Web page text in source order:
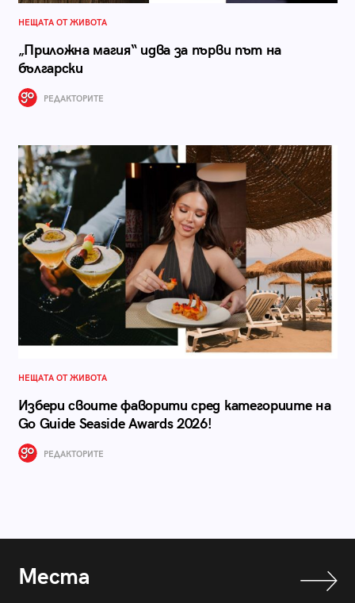
НЕЩАТА ОТ ЖИВОТА
„Приложна магия“ идва за първи път на
български
РЕДАКТОРИТЕ
НЕЩАТА ОТ ЖИВОТА
Избери своите фаворити сред категориите на
Go Guide Seaside Awards 2026!
РЕДАКТОРИТЕ
Места